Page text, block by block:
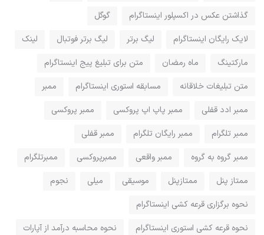
گذاشتن عکس در اکسپلور اینستاگرام
گوگل
لایک رایگان اینستاگرام
لیگ برتر لیگ برتر فوتبال
لینک
مارکتینگ
ماه رمضان
متن برای تبلیغ پیج اینستاگرام
متن تبلیغات خلاقانه
مسابقه استوری اینستاگرام
ممبر
ممبر ادد قفلی
ممبر پاپ اپ پروکسی
ممبر پروکسی
ممبر تلگرام
ممبر رایگان تلگرام
ممبر قفلی
ممبر گروه به گروه
ممبر واقعی ممبرپروکسی
ممبرتلگرام
ممتاز پنل
ممتازپنل موسیقی میلی
نجوم
نحوه برگزاری قرعه کشی اینستاگرام
نحوه قرعه کشی استوری اینستاگرام
نحوه محاسبه درآمد از آپارات